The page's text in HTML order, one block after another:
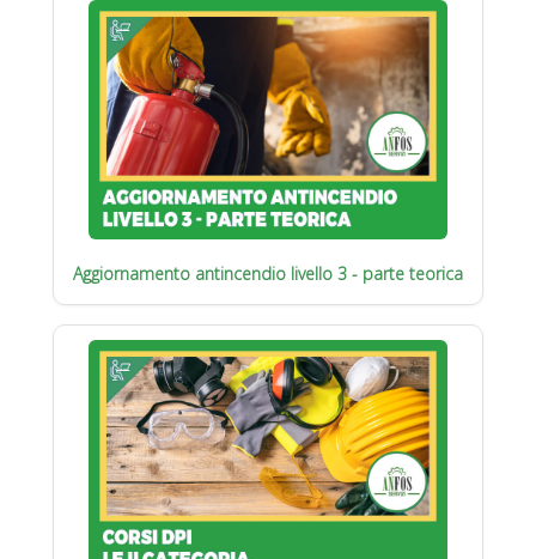
Aggiornamento antincendio livello 3 - parte teorica